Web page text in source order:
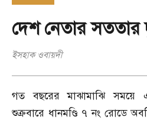
দেশ নেতার সততার
ইসহাক ওবায়দী
গত বছরের মাঝামাঝি সময়ে
শুক্রবারে ধানমণ্ডি ৭ নং রোডে